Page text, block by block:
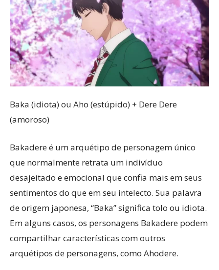
Baka (idiota) ou Aho (estúpido) + Dere Dere
(amoroso)
Bakadere é um arquétipo de personagem único
que normalmente retrata um indivíduo
desajeitado e emocional que confia mais em seus
sentimentos do que em seu intelecto. Sua palavra
de origem japonesa, “Baka” significa tolo ou idiota.
Em alguns casos, os personagens Bakadere podem
compartilhar características com outros
arquétipos de personagens, como Ahodere.